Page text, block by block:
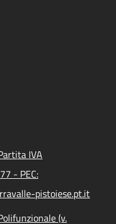
IVA
- PEC:
pistoiese.pt.it
(v.